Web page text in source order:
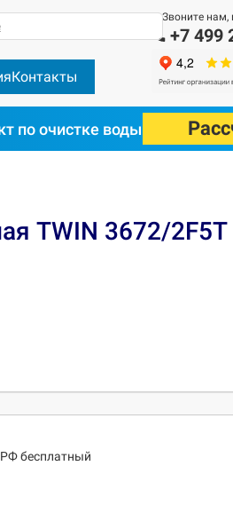
Контакты
Звоните нам,
+7 499
по очистке воды
TWIN 3672/2F5T
бесплатный